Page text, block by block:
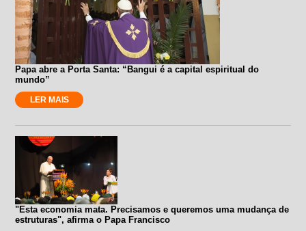
Papa abre a Porta Santa: “Bangui é a capital espiritual do
mundo”
LER MAIS
"Esta economia mata. Precisamos e queremos uma mudança de
estruturas", afirma o Papa Francisco